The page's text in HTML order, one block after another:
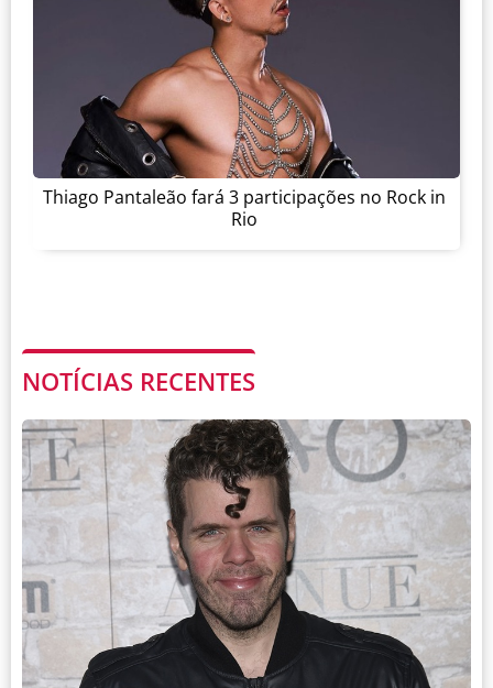
Thiago Pantaleão fará 3 participações no Rock in
Rio
NOTÍCIAS RECENTES